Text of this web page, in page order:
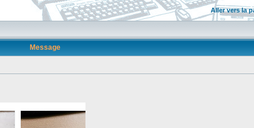
Aller vers la
Message